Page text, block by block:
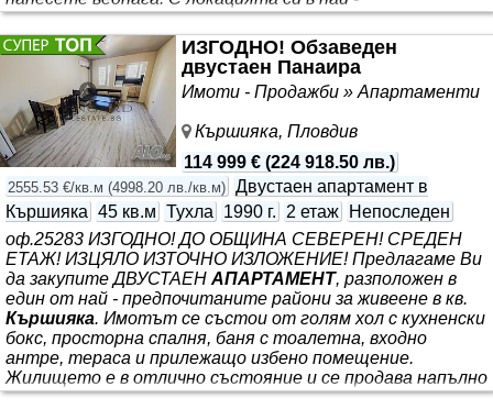
предпочитания район в гр.Пловдив, имотът е чудесен
избор за Вашият нов дом и отлична инвестиция с цел
отдаване под наем. Авангард Риъл Естейт предлага
Висока сигурност при покупка на имот и цялостно
съдействие до финализиране
ИЗГОДНО! Обзаведен
двустаен Панаира
Имоти - Продажби » Апартаменти
Кършияка, Пловдив
114 999 € (224 918.50 лв.)
2555.53 €/кв.м (4998.20 лв./кв.м) Двустаен апартамент в
Кършияка 45 кв.м Тухла 1990 г. 2 етаж
Непоследен
оф.25283 ИЗГОДНО! ДО ОБЩИНА СЕВЕРЕН! СРЕДЕН
ЕТАЖ! ИЗЦЯЛО ИЗТОЧНО ИЗЛОЖЕНИЕ! Предлагаме Ви
да закупите ДВУСТАЕНАПАРТАМЕНТ, разположен в
един от най - предпочитаните райони за живеене в кв.
Кършияка. Имотът се състои от голям хол с кухненски
бокс, просторна спалня, баня с тоалетна, входно
антре, тераса и прилежащо избено помещение.
Жилището е в отлично състояние и се продава напълно
обзаведено, което Ви позволява да се нанесете